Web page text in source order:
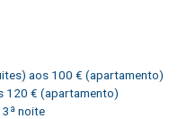
aos 100 € (apartamento)
120 € (apartamento)
noite